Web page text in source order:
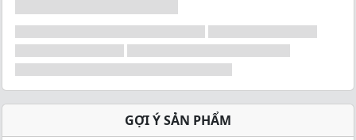
GỢI Ý SẢN PHẨM